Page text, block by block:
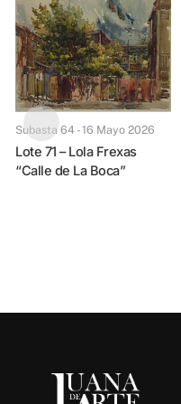
Subasta 64 - 16 Mayo 2026
Lote 71 – Lola Frexas
“Calle de La Boca”